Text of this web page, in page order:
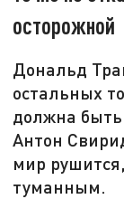
осторожной
Дональд
остальных
должна быть
Антон
мир
туманным.